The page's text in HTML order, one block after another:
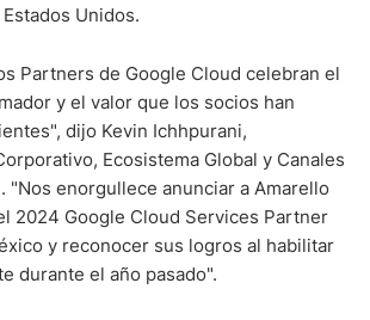
Unidos.
Partners de Google Cloud celebran el
y el valor que los socios han
dijo Kevin Ichhpurani,
Ecosistema Global y Canales
"Nos enorgullece anunciar a Amarello
2024 Google Cloud Services Partner
y reconocer sus logros al habilitar
durante el año pasado".